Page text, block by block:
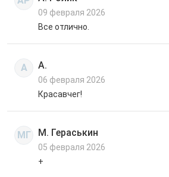
09 февраля 2026
Все отлично.
А А.
06 февраля 2026
Красавчег!
МГ М. Гераськин
05 февраля 2026
+